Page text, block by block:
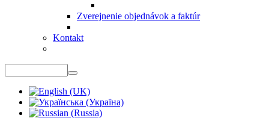
Zverejnenie objednávok a faktúr
Kontakt